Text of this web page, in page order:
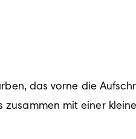
das vorne die
mit einer